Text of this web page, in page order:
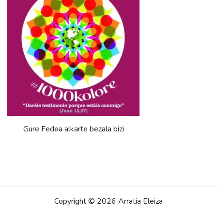
Gure Fedea alkarte bezala bizi
Copyright © 2026 Arratia Eleiza